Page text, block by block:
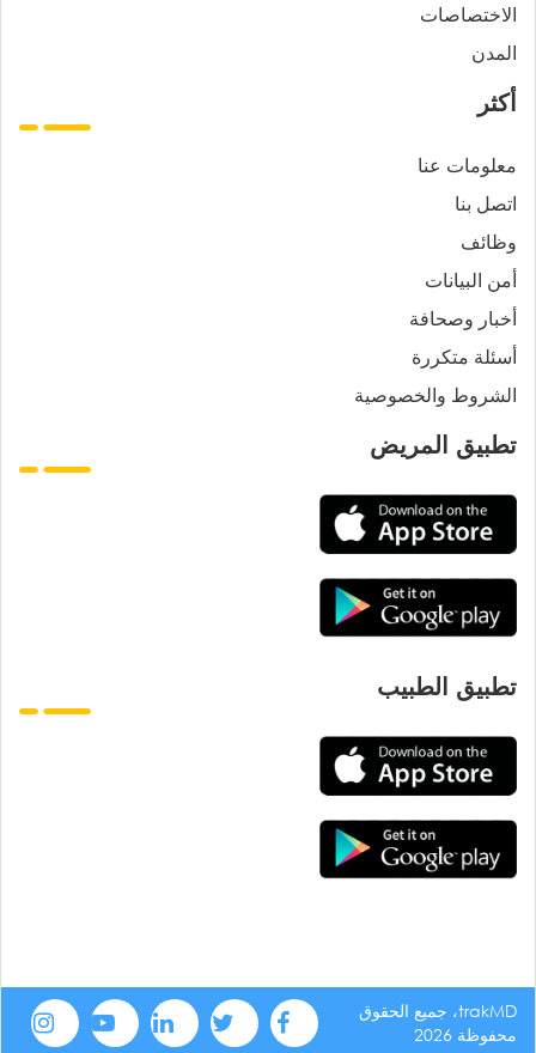
الاختصاصات
المدن
أكثر
معلومات عنا
اتصل بنا
وظائف
أمن البيانات
أخبار وصحافة
أسئلة متكررة
الشروط والخصوصية
تطبيق المريض
تطبيق الطبيب
trakMD، جميع الحقوق
محفوظة 2026